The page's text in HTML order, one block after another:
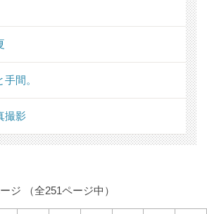
手間。
撮影
ジ （全251ページ中）